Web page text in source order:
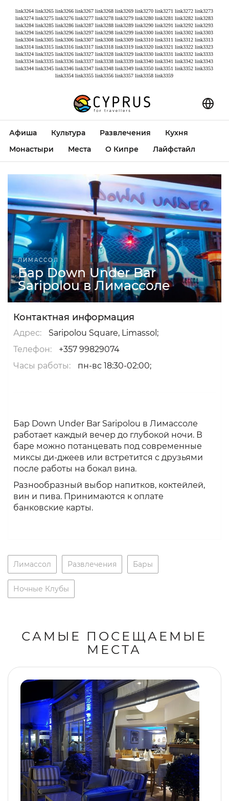
link3264 link3265 link3266 link3267 link3268 link3269 link3270 link3271 link3272 link3273
link3274 link3275 link3276 link3277 link3278 link3279 link3280 link3281 link3282 link3283
link3284 link3285 link3286 link3287 link3288 link3289 link3290 link3291 link3292 link3293
link3294 link3295 link3296 link3297 link3298 link3299 link3300 link3301 link3302 link3303
link3304 link3305 link3306 link3307 link3308 link3309 link3310 link3311 link3312 link3313
link3314 link3315 link3316 link3317 link3318 link3319 link3320 link3321 link3322 link3323
link3324 link3325 link3326 link3327 link3328 link3329 link3330 link3331 link3332 link3333
link3334 link3335 link3336 link3337 link3338 link3339 link3340 link3341 link3342 link3343
link3344 link3345 link3346 link3347 link3348 link3349 link3350 link3351 link3352 link3353
link3354 link3355 link3356 link3357 link3358 link3359
Афиша Культура Развлечения
Кухня
Монастыри
Места О Кипре Лайфстайл
ЛИМАССОЛ
Бар Down Under Bar
Saripolou в Лимассоле
Контактная информация
Адрес:
Saripolou Square, Limassol;
Телефон:
+357 99829074
Часы работы:
пн-вс 18:30-02:00;
Бар Down Under Bar Saripolou в Лимассоле
работает каждый вечер до глубокой ночи. В
баре можно потанцевать под современные
миксы ди-джеев или встретится с друзьями
после работы на бокал вина.
Разнообразный выбор напитков, коктейлей,
вин и пива. Принимаются к оплате
банковские карты.
Лимассол Развлечения Бары
Ночные Клубы
САМЫЕ ПОСЕЩАЕМЫЕ
МЕСТА